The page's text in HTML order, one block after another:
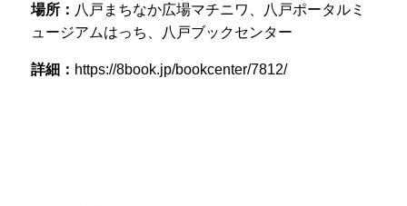
場所： 八戸まちなか広場マチニワ、八戸ポータルミ
ュージアムはっち、八戸ブックセンター
詳細： https://8book.jp/bookcenter/7812/